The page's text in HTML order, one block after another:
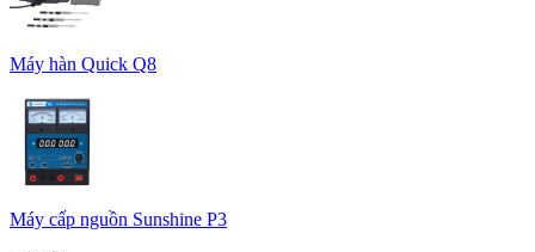
Máy hàn Quick Q8
Máy cấp nguồn Sunshine P3